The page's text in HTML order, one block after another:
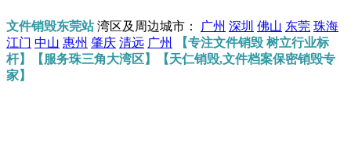
文件销毁东莞站湾区及周边城市： 广州 深圳 佛山 东莞 珠海
江门 中山 惠州 肇庆 清远 广州
【专注文件销毁 树立行业标
杆】【服务珠三角大湾区】【天仁销毁,文件档案保密销毁专
家】